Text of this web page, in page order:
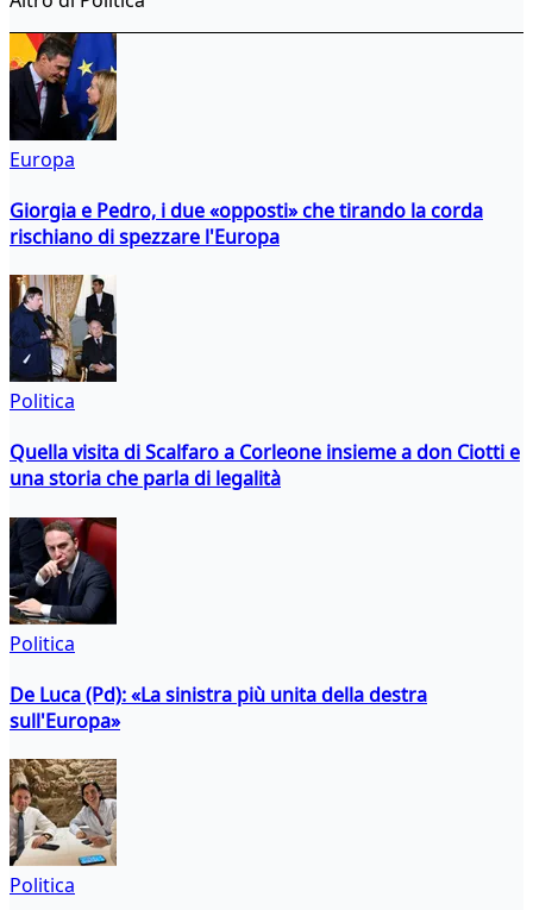
Europa
Giorgia e Pedro, i due «opposti» che tirando la corda
rischiano di spezzare l'Europa
Politica
Quella visita di Scalfaro a Corleone insieme a don Ciotti e
una storia che parla di legalità
Politica
De Luca (Pd): «La sinistra più unita della destra
sull'Europa»
Politica